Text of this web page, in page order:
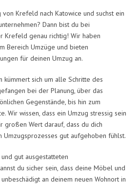
Krefeld nach Katowice und suchst ein
Dann bist du bei
Krefeld genau richtig! Wir haben
Bereich Umzüge und bieten
für deinen Umzug an.
kümmert sich um alle Schritte des
bei der Planung, über das
Gegenstände, bis hin zum
Wir wissen, dass ein Umzug stressig sein
großen Wert darauf, dass du dich
Umzugsprozesses gut aufgehoben fühlst.
gut ausgestatteten
du sicher sein, dass deine Möbel und
an deinem neuen Wohnort in